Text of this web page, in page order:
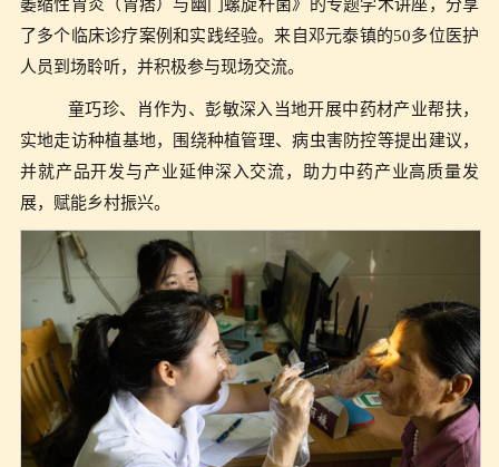
萎缩性胃炎（胃痞）与幽门螺旋杆菌》的专题学术讲座，分享
了多个临床诊疗案例和实践经验。来自邓元泰镇的50多位医护
人员到场聆听，并积极参与现场交流。
童巧珍、肖作为、彭敏深入当地开展中药材产业帮扶，
实地走访种植基地，围绕种植管理、病虫害防控等提出建议，
并就产品开发与产业延伸深入交流，助力中药产业高质量发
展，赋能乡村振兴。